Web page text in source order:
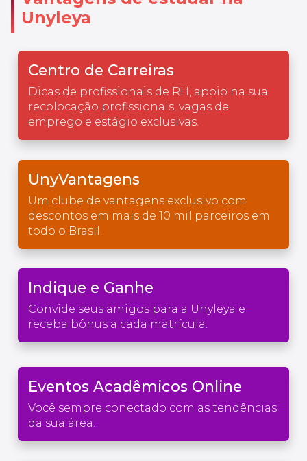
Unyleya
Centro de Carreiras
Dicas de profissionais de RH, apoio na sua
recolocação profissionais, vagas de
emprego e estágio exclusivas.
UnyVantagens
Um clube de vantagens exclusivo com
descontos em mais de 10 mil parceiros em
todo o Brasil.
Indique e Ganhe
Convide seus amigos para a Unyleya e
receba bônus a cada matrícula.
Eventos Acadêmicos Online
Você sempre conectado com as tendências
da sua área.